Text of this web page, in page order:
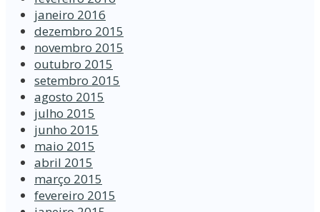
janeiro 2016
dezembro 2015
novembro 2015
outubro 2015
setembro 2015
agosto 2015
julho 2015
junho 2015
maio 2015
abril 2015
março 2015
fevereiro 2015